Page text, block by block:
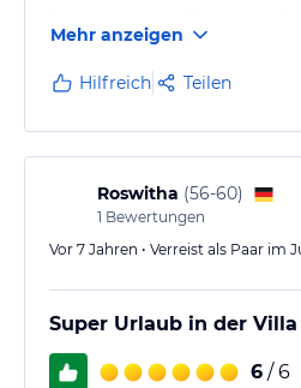
haben. Zusätzlich war unsere
einer Ledercouch
dieses zu schätzen. Im
den Abend mit Musik und bei
Grillteller und einem Bierchen
Getränken ausklingen lassen.
Mehr anzeigen
Hilfreich Teilen
Roswitha (56-60)
1 Bewertungen
Vor 7 Jahren • Verreist als Paar im
Super Urlaub in der
6 / 6